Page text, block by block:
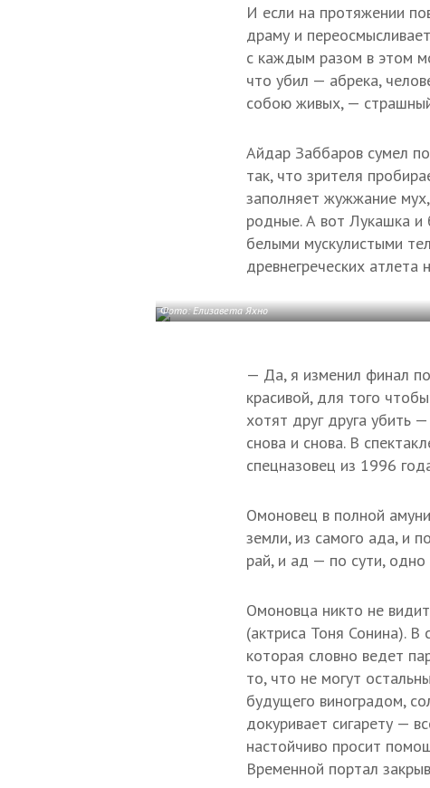
И если на протяжении
драму и
с каждым разом в этом
что убил — абрека,
собою живых, —
Айдар Заббаров сумел
так, что зрителя
заполняет жужжание
родные. А вот Лукашка и
белыми мускулистыми
древнегреческих
Фото: Елизавета Яхно
— Да, я изменил финал
красивой, для того
хотят друг друга убить
снова и снова. В
спецназовец из 1996
Омоновец в полной
земли, из самого ада, и
рай, и ад — по сути,
Омоновца никто не
(актриса Тоня Сонина). В
которая словно ведет
то, что не могут
будущего виноградом,
докуривает сигарету —
настойчиво просит
Временной портал